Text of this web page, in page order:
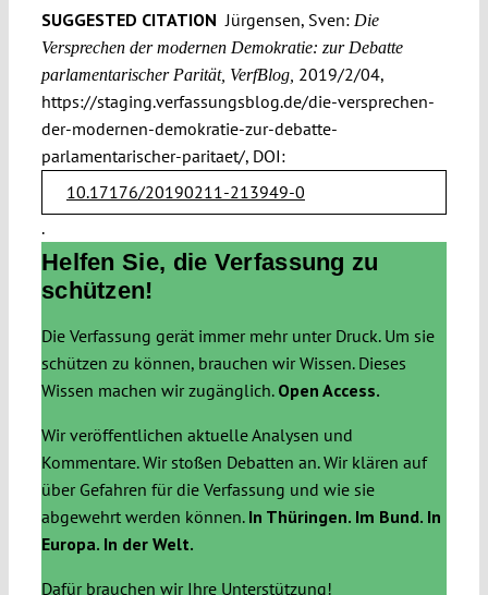
SUGGESTED CITATION Jürgensen, Sven:Die
Versprechen der modernen Demokratie: zur Debatte
parla­men­tarischer Parität, VerfBlog, 2019/2/04,
https://staging.verfassungsblog.de/die-versprechen-
der-modernen-demokratie-zur-debatte-
parlamentarischer-paritaet/, DOI:
10.17176/20190211-213949-0
.
Helfen Sie, die Verfassung zu
schützen!
Die Verfassung gerät immer mehr unter Druck. Um sie
schützen zu können, brauchen wir Wissen. Dieses
Wissen machen wir zugänglich. Open Access.
Wir veröffentlichen aktuelle Analysen und
Kommentare. Wir stoßen Debatten an. Wir klären auf
über Gefahren für die Verfassung und wie sie
abgewehrt werden können. In Thüringen. Im Bund. In
Europa. In der Welt.
Dafür brauchen wir Ihre Unterstützung!